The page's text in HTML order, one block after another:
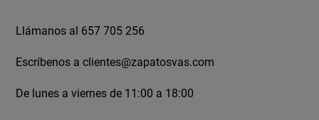
Llámanos al 657 705 256
Escríbenos aclientes@zapatosvas.com
De lunes a viernes de 11:00 a 18:00